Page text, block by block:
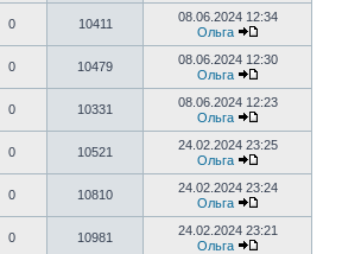
0 10411
08.06.2024 12:34
Ольга
0 10479
08.06.2024 12:30
Ольга
0 10331
08.06.2024 12:23
Ольга
0 10521
24.02.2024 23:25
Ольга
0 10810
24.02.2024 23:24
Ольга
0 10981
24.02.2024 23:21
Ольга